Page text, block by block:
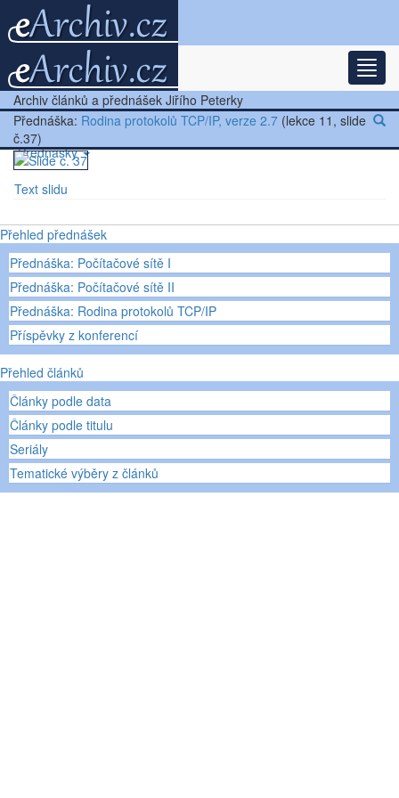
Nejnovější články
Další články
Přednášky
Ostatní
Archiv článků a přednášek Jiřího Peterky
Přednáška: Rodina protokolů TCP/IP, verze 2.7 (lekce 11, slide
č.37)
Text slidu
Přehled přednášek
Přednáška: Počítačové sítě I
Přednáška: Počítačové sítě II
Přednáška: Rodina protokolů TCP/IP
Příspěvky z konferencí
Přehled článků
Články podle data
Články podle titulu
Seriály
Tematické výběry z článků